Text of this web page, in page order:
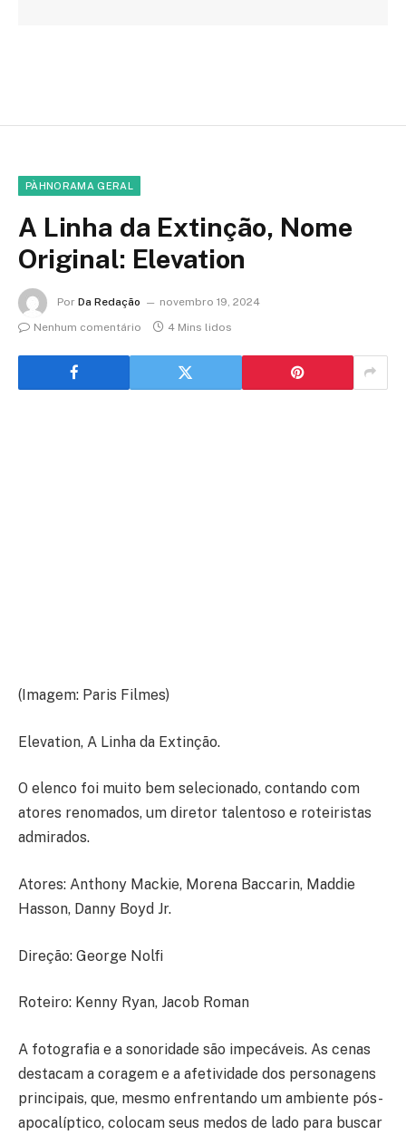
PÀHNORAMA GERAL
A Linha da Extinção, Nome
Original: Elevation
Por Da Redação
novembro 19, 2024
Nenhum comentário
4 Mins lidos
(Imagem: Paris Filmes)
Elevation, A Linha da Extinção.
O elenco foi muito bem selecionado, contando com
atores renomados, um diretor talentoso e roteiristas
admirados.
Atores: Anthony Mackie, Morena Baccarin, Maddie
Hasson, Danny Boyd Jr.
Direção: George Nolfi
Roteiro: Kenny Ryan, Jacob Roman
A fotografia e a sonoridade são impecáveis. As cenas
destacam a coragem e a afetividade dos personagens
principais, que, mesmo enfrentando um ambiente pós-
apocalíptico, colocam seus medos de lado para buscar